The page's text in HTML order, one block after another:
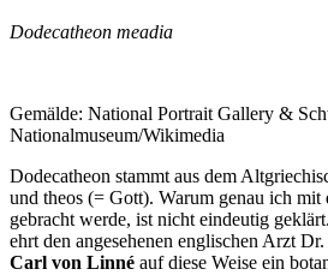
Dodecatheon meadia
Gemälde: National Portrait Gallery &
Nationalmuseum/Wikimedia
Dodecatheon stammt aus dem
und theos (= Gott). Warum genau ich
gebracht werde, ist nicht eindeutig
ehrt den angesehenen englischen Arzt Dr.
Carl von Linné auf diese Weise ein